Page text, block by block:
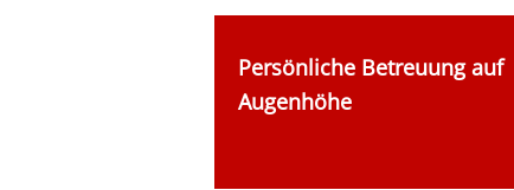
Persönliche Betreuung auf
Augenhöhe